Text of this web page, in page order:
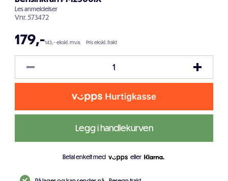
Lesanmeldelser
Vnr.573472
179,-143,- ekskl. mva. Pris ekskl. frakt
Legg i handlekurven
Betal enkelt med eller